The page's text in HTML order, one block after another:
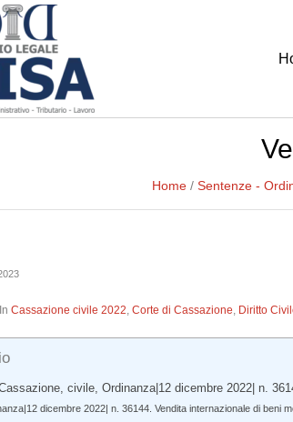
Home / Sentenze -
InCassazione civile 2022,Corte di Cassazione, Diritto
civile, Ordinanza|12 dicembre 2022| n.
dicembre 2022| n. 36144. Vendita internazionale di beni